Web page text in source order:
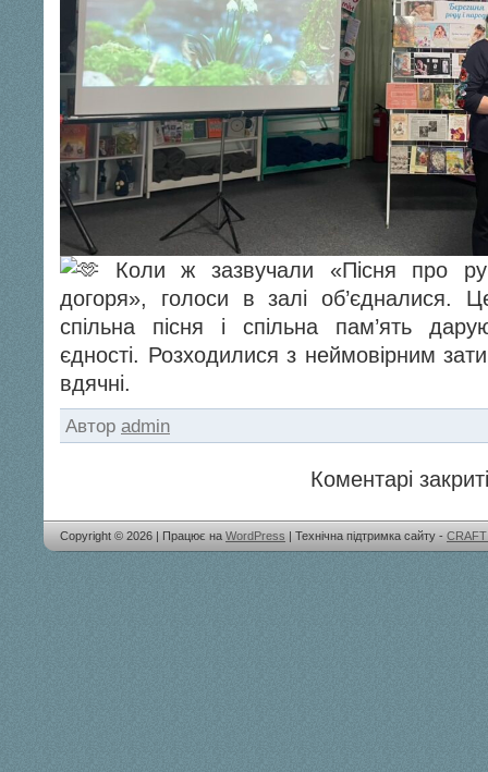
Коли ж зазвучали «Пісня про
догоря», голоси в залі об’єдналися.
спільна пісня і спільна пам’ять
єдності. Розходилися з неймовірним
вдячні.
Автор admin
Коментарі
Copyright © 2026 | Працює на WordPress | Технічна підтримка сайту -